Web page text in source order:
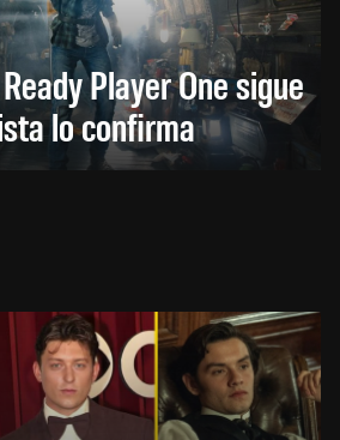
Player One sigue
lo confirma